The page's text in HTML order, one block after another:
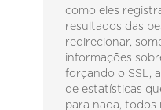
como eles
resultados das
redirecionar,
informações
forçando o SSL,
de estatísticas
para nada, todos